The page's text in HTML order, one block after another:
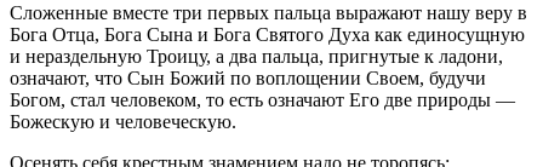
Сложенные вместе три первых пальца выражают нашу веру в
Бога Отца, Бога Сына и Бога Святого Духа как единосущную
и нераздельную Троицу, а два пальца, пригнутые к ладони,
означают, что Сын Божий по воплощении Своем, будучи
Богом, стал человеком, то есть означают Его две природы —
Божескую и человеческую.
Осенять себя крестным знамением надо не торопясь: